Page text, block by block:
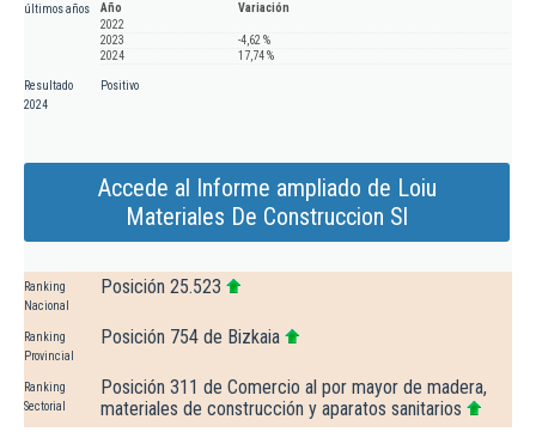
últimos años
Año
Variación
2022
2023
-4,62 %
2024
17,74 %
Resultado
2024
Positivo
Accede al Informe ampliado de Loiu
Materiales De Construccion Sl
Ranking
Nacional
Posición 25.523
Ranking
Provincial
Posición 754 de Bizkaia
Ranking
Sectorial
Posición 311 de Comercio al por mayor de madera,
materiales de construcción y aparatos sanitarios